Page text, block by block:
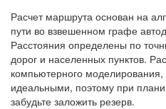
Расчет маршрута основан на
пути во взвешенном графе
Расстояния определены по
дорог и населенных пунктов.
компьютерного
идеальными, поэтому при
забудьте заложить резерв.